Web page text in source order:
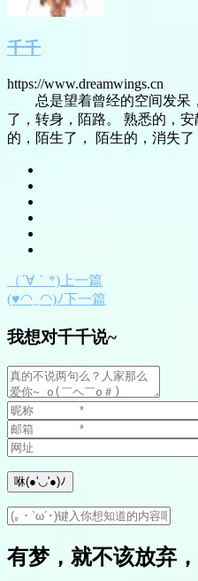
千千
https://www.dreamwings.cn
总是望着曾经的空间发呆
了，转身，陌路。 熟悉的，
的，陌生了， 陌生的，消失了
（´∀｀*)上一篇
(♥◠‿◠)ﾉ下一篇
我想对千千说~
有梦，就不该放弃